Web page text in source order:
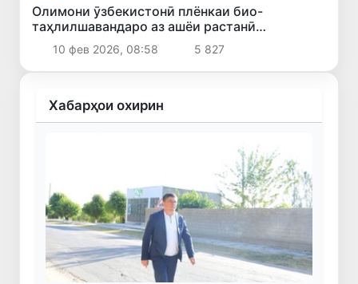
Олимони ӯзбекистонӣ плёнкаи био-
таҳлилшавандаро аз ашёи растанӣ
офариданд
10 фев 2026, 08:58 5 827
Хабарҳои охирин